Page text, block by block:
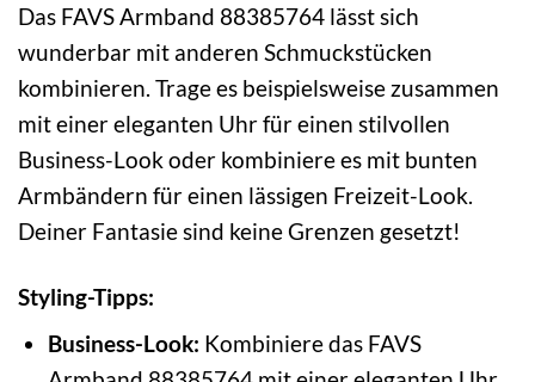
Das FAVS Armband 88385764 lässt sich
wunderbar mit anderen Schmuckstücken
kombinieren. Trage es beispielsweise zusammen
mit einer eleganten Uhr für einen stilvollen
Business-Look oder kombiniere es mit bunten
Armbändern für einen lässigen Freizeit-Look.
Deiner Fantasie sind keine Grenzen gesetzt!
Styling-Tipps:
Business-Look: Kombiniere das FAVS